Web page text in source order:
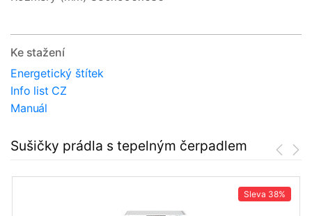
Ke stažení
Energetický štítek
Info list CZ
Manuál
Sušičky prádla s tepelným čerpadlem
Sleva 38%